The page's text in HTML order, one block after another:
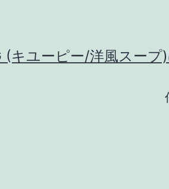
キユーピー/洋風スープ